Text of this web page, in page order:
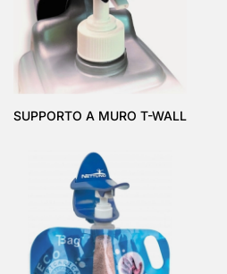
SUPPORTO A MURO T-WALL